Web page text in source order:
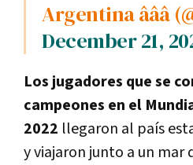
Argentina â­â­â­
December 21,
Los jugadores que se
campeones en el
2022 llegaron al país
y viajaron junto a un mar